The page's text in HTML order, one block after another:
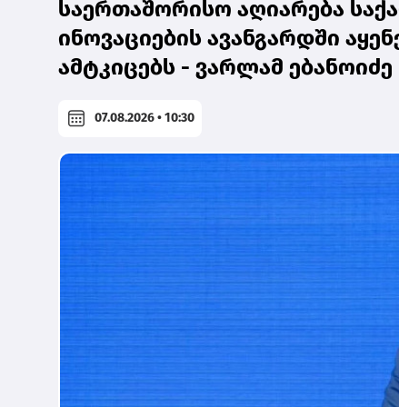
საერთაშორისო აღიარება
ინოვაციების ავანგარდში
ამტკიცებს - ვარლამ ებანოიძე
07.08.2026 • 10:30